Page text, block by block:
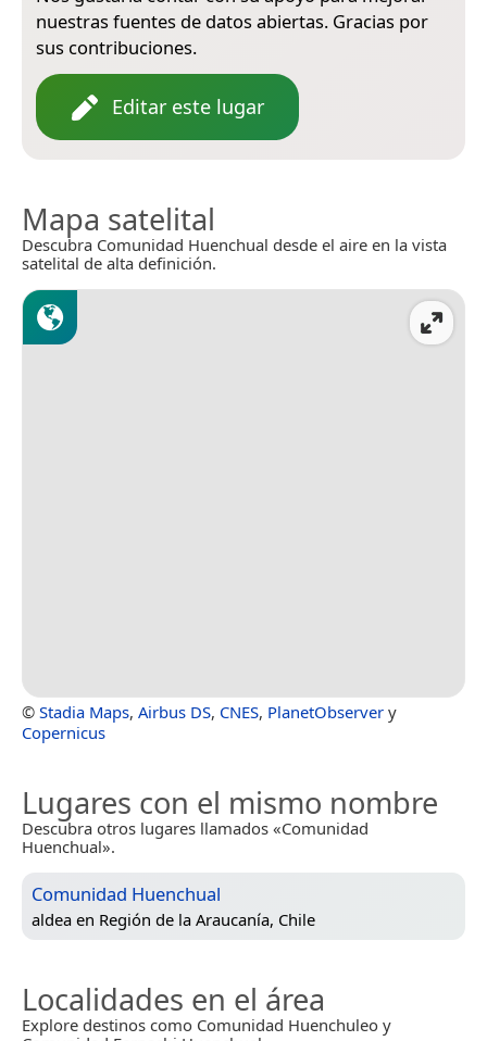
nuestras fuentes de datos abiertas. Gracias por
sus contribuciones.
Editar este lugar
Mapa satelital
Descubra Comunidad Huenchual desde el aire en la vista
satelital de alta definición.
© Stadia Maps, Airbus DS, CNES, PlanetObserver y
Copernicus
Lugares con el mismo nombre
Descubra otros lugares llamados «Comunidad
Huenchual».
Comunidad Huenchual
aldea en Región de la Araucanía, Chile
Localidades en el área
Explore destinos como Comunidad Huenchuleo y